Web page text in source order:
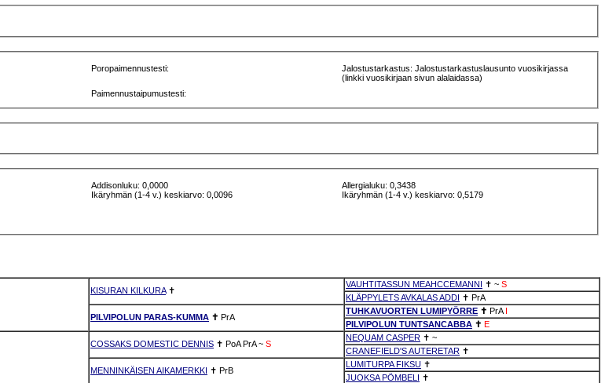
Poropaimennustesti:
Jalostustarkastus: Jalostustarkastuslausunto vuosikirjassa
(linkki vuosikirjaan sivun alalaidassa)
Paimennustaipumustesti:
Addisonluku: 0,0000
Ikäryhmän (1-4 v.) keskiarvo: 0,0096
Allergialuku: 0,3438
Ikäryhmän (1-4 v.) keskiarvo: 0,5179
KISURAN KILKURA✝
VAUHTITASSUN MEAHCCEMANNI ✝ ~ S
KLÄPPYLETS AVKALAS ADDI ✝ PrA
PILVIPOLUN PARAS-KUMMA ✝ PrA
TUHKAVUORTEN LUMIPYÖRRE ✝ PrA I
PILVIPOLUN TUNTSANCABBA ✝ E
COSSAKS DOMESTIC DENNIS ✝ PoA PrA ~ S
NEQUAM CASPER ✝ ~
CRANEFIELD'S AUTERETAR ✝
MENNINKÄISEN AIKAMERKKI ✝ PrB
LUMITURPA FIKSU ✝
JUOKSA PÖMBELI ✝